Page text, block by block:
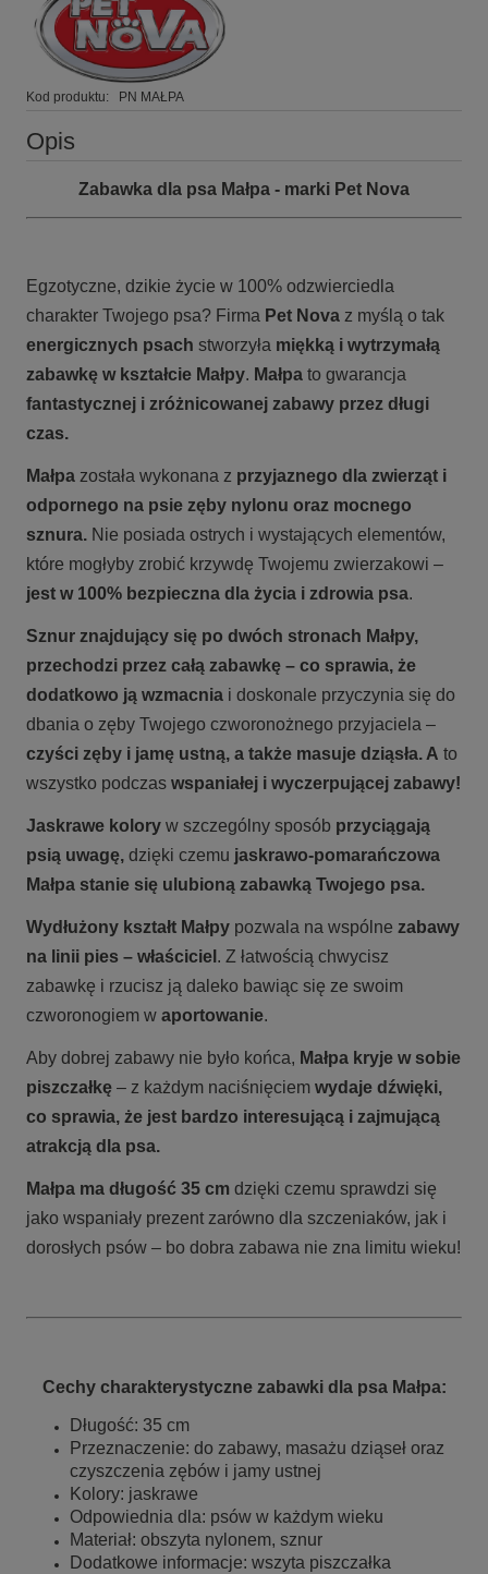
Kod produktu: PN MAŁPA
Opis
Zabawka dla psa Małpa - marki Pet Nova
Egzotyczne, dzikie życie w 100% odzwierciedla
charakter Twojego psa? Firma Pet Nova z myślą o tak
energicznych psach stworzyła miękką i wytrzymałą
zabawkę w kształcie Małpy. Małpa to gwarancja
fantastycznej i zróżnicowanej zabawy przez długi
czas.
Małpa została wykonana z przyjaznego dla zwierząt i
odpornego na psie zęby nylonu oraz mocnego
sznura. Nie posiada ostrych i wystających elementów,
które mogłyby zrobić krzywdę Twojemu zwierzakowi –
jest w 100% bezpieczna dla życia i zdrowia psa.
Sznur znajdujący się po dwóch stronach Małpy,
przechodzi przez całą zabawkę – co sprawia, że
dodatkowo ją wzmacnia i doskonale przyczynia się do
dbania o zęby Twojego czworonożnego przyjaciela –
czyści zęby i jamę ustną, a także masuje dziąsła. A to
wszystko podczas wspaniałej i wyczerpującej zabawy!
Jaskrawe kolory w szczególny sposób przyciągają
psią uwagę, dzięki czemu jaskrawo-pomarańczowa
Małpa stanie się ulubioną zabawką Twojego psa.
Wydłużony kształt Małpy pozwala na wspólne zabawy
na linii pies – właściciel . Z łatwością chwycisz
zabawkę i rzucisz ją daleko bawiąc się ze swoim
czworonogiem w aportowanie.
Aby dobrej zabawy nie było końca, Małpa kryje w sobie
piszczałkę – z każdym naciśnięciem wydaje dźwięki,
co sprawia, że jest bardzo interesującą i zajmującą
atrakcją dla psa.
Małpa ma długość 35 cm dzięki czemu sprawdzi się
jako wspaniały prezent zarówno dla szczeniaków, jak i
dorosłych psów – bo dobra zabawa nie zna limitu wieku!
Cechy charakterystyczne zabawki dla psa Małpa:
Długość: 35 cm
Przeznaczenie: do zabawy, masażu dziąseł oraz
czyszczenia zębów i jamy ustnej
Kolory: jaskrawe
Odpowiednia dla: psów w każdym wieku
Materiał: obszyta nylonem, sznur
Dodatkowe informacje: wszyta piszczałka